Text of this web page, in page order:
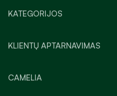
KATEGORIJOS
KLIENTŲ APTARNAVIMAS
CAMELIA